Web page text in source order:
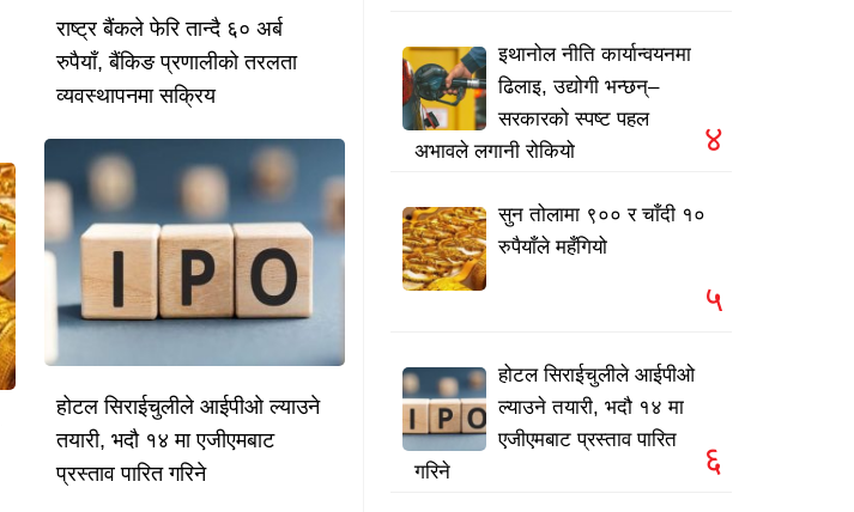
राष्ट्र बैंकले फेरि तान्दै ६० अर्ब
रुपैयाँ, बैंकिङ प्रणालीको तरलता
व्यवस्थापनमा सक्रिय
होटल सिराईचुलीले आईपीओ ल्याउने
तयारी, भदौ १४ मा एजीएमबाट
प्रस्ताव पारित गरिने
इथानोल नीति कार्यान्वयनमा
ढिलाइ, उद्योगी भन्छन्–
सरकारको स्पष्ट पहल
अभावले लगानी रोकियो
४
सुन तोलामा ९०० र चाँदी १०
रुपैयाँले महँगियो
५
होटल सिराईचुलीले आईपीओ
ल्याउने तयारी, भदौ १४ मा
एजीएमबाट प्रस्ताव पारित
गरिने
६